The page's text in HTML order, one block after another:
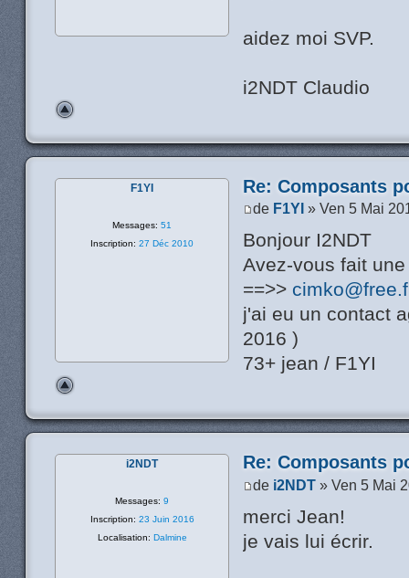
aidez moi SVP.
i2NDT Claudio
Re: Composants
de F1YI » Ven 5 Mai
Bonjour I2NDT
Avez-vous fait
==>>
j'ai eu un contact
2016 )
73+ jean / F1YI
F1YI
Messages: 51
Inscription: 27 Déc 2010
Re: Composants
de i2NDT » Ven 5 Mai
merci Jean!
je vais lui écrir.
i2NDT
Messages: 9
Inscription: 23 Juin 2016
Localisation: Dalmine